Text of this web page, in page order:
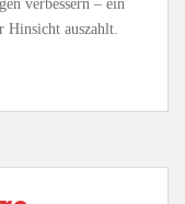
verbessern – ein
Hinsicht auszahlt.